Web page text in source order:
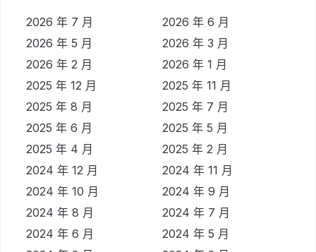
2026 年 7 月
2026 年 6 月
2026 年 5 月
2026 年 3 月
2026 年 2 月
2026 年 1 月
2025 年 12 月
2025 年 11 月
2025 年 8 月
2025 年 7 月
2025 年 6 月
2025 年 5 月
2025 年 4 月
2025 年 2 月
2024 年 12 月
2024 年 11 月
2024 年 10 月
2024 年 9 月
2024 年 8 月
2024 年 7 月
2024 年 6 月
2024 年 5 月